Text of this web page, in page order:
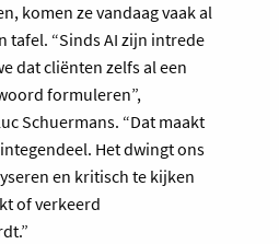
komen ze vandaag vaak al
tafel. “Sinds AI zijn intrede
dat cliënten zelfs al een
formuleren”,
Schuermans. “Dat maakt
Het dwingt ons
en kritisch te kijken
of verkeerd